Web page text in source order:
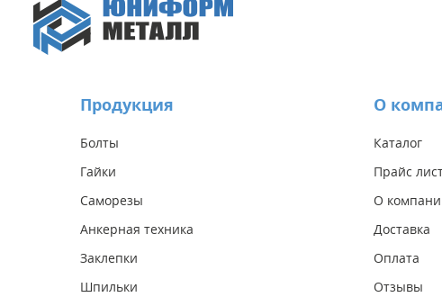
Продукция
Болты
Гайки
Саморезы
Анкерная техника
Заклепки
Шпильки
О
Каталог
Прайс
О
Доставка
Оплата
Отзывы